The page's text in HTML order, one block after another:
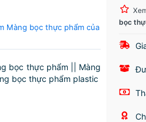
Màng bọc thực phẩm của
bọc thực phẩm || Màng
bọc thực phẩm plastic
bọc